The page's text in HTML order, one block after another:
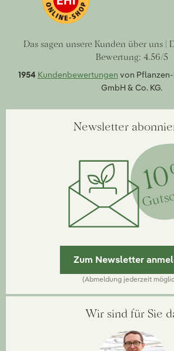
Das sagen unsere Kunden über uns |
Bewertung: 4.56/5
1954 Kundenbewertungen von
GmbH & Co. KG.
Newsletter
Zum Newsletter
(Abmeldung jederzeit
Wir sind für Sie